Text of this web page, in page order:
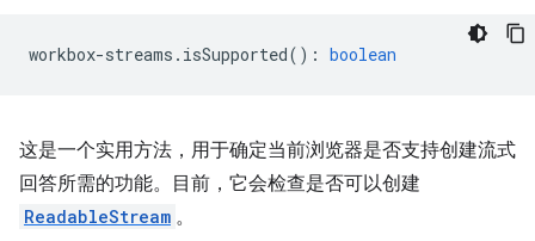
workbox-streams . isSupported() : boolean
这是一个实用方法，用于确定当前浏览器是否支持创建流式
回答所需的功能。目前，它会检查是否可以创建
ReadableStream 。